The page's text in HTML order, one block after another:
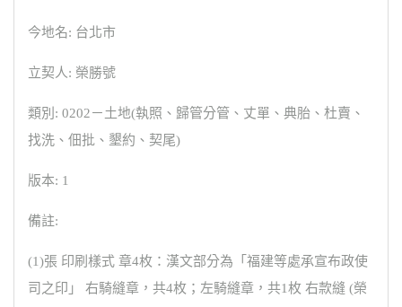
今地名: 台北市
立契人: 榮勝號
類別: 0202－土地(執照、歸管分管、丈單、典胎、杜賣、
找洗、佃批、墾約、契尾)
版本: 1
備註:
(1)張 印刷樣式 章4枚：漢文部分為「福建等處承宣布政使
司之印」 右騎縫章，共4枚；左騎縫章，共1枚 右款縫 (榮